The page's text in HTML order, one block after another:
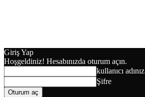
Giriş Yap
Hoşgeldiniz! Hesabınızda oturum açın.
kullanıcı adınız
Şifre